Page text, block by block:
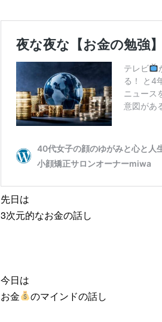
先日は
3次元的なお金の話し
今日は
お金
のマインドの話し